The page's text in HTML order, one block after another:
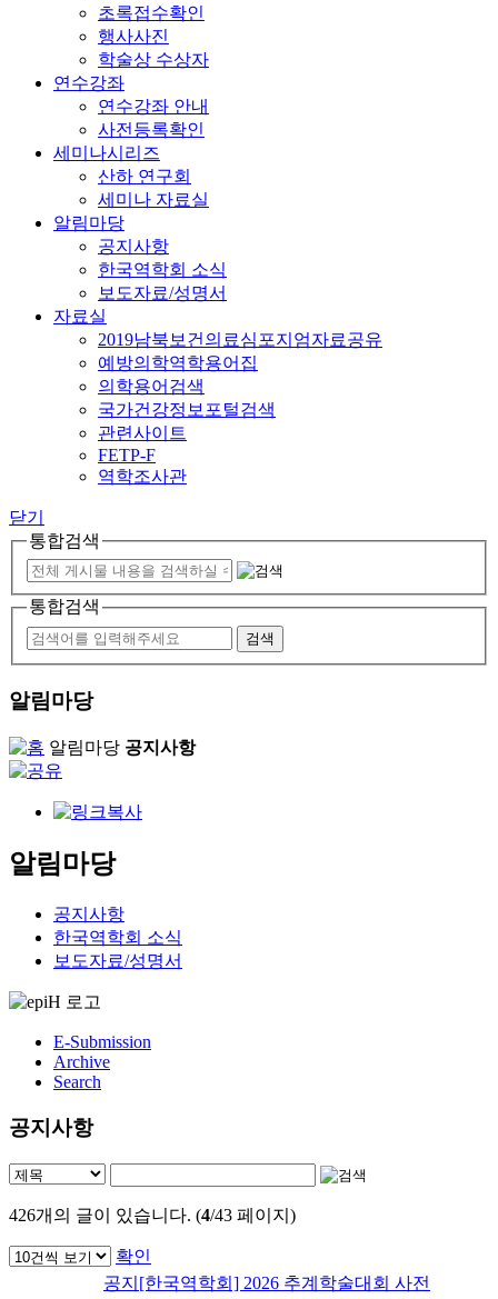
초록접수확인
행사사진
학술상 수상자
연수강좌
연수강좌 안내
사전등록확인
세미나시리즈
산하 연구회
세미나 자료실
알림마당
공지사항
한국역학회 소식
보도자료/성명서
자료실
2019남북보건의료심포지엄자료공유
예방의학역학용어집
의학용어검색
국가건강정보포털검색
관련사이트
FETP-F
역학조사관
닫기
통합검색
통합검색
알림마당
알림마당 공지사항
알림마당
공지사항
한국역학회 소식
보도자료/성명서
E-Submission
Archive
Search
공지사항
426개의 글이 있습니다. (4/43 페이지)
확인
공지 [한국역학회] 2026 추계학술대회 사전